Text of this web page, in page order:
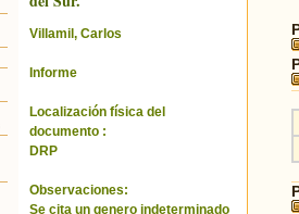
Villamil, Carlos
Informe
Localización física del
documento :
DRP
Observaciones:
Se cita un genero indeterminado